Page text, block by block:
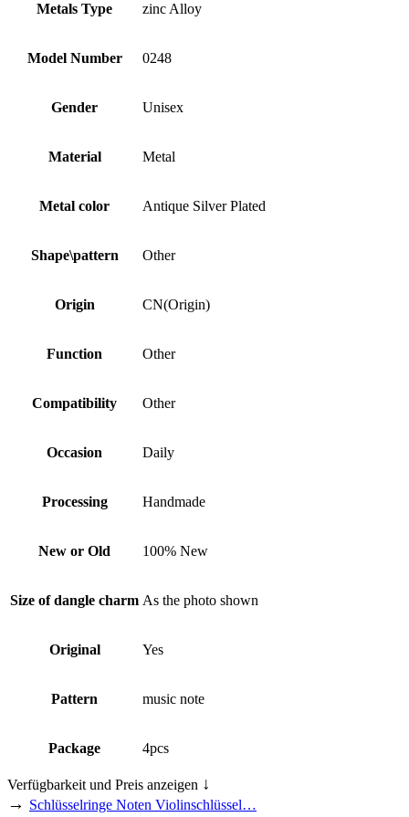
Metals Type zinc Alloy
Model Number 0248
Gender Unisex
Material Metal
Metal color Antique Silver Plated
Shape\pattern Other
Origin CN(Origin)
Function Other
Compatibility Other
Occasion Daily
Processing Handmade
New or Old 100% New
Size of dangle charm As the photo shown
Original Yes
Pattern music note
Package 4pcs
Verfügbarkeit und Preis anzeigen ↓
→ Schlüsselringe Noten Violinschlüssel…